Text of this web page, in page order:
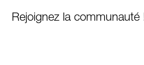
Rejoignez la communauté